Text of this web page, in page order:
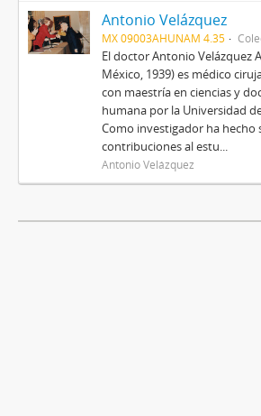
Antonio Velázquez
MX 09003AHUNAM 4.35
El doctor Antonio Velázquez
México, 1939) es médico
con maestría en ciencias y
humana por la Universidad
Como investigador ha hecho
contribuciones al estu...
Antonio Velázquez